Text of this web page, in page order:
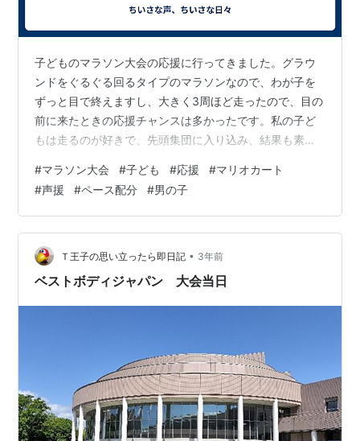
子どものマラソン大会の応援に行ってきました。グラウ
ンドをぐるぐる回るタイプのマラソンなので、わが子を
ずっと目で終えますし、大きく3周ほど走ったので、目の
前に来たときの応援チャンスは多かったです。私の子ど
もは走るのが好きで、先頭集団に入り込み、結果も素晴
ので、顔を知っている子や子どもの友だちなど、たくさ
ん目の前を走っていきます。知らない子が9割ですが、
「がんばれー！」と言いながら手を叩いて応援しまし
た。900mの距離を一生懸命走っており、みんな尊いで
す。 わが子が目の前を走る一周目、全力応援で「がんば
れー！！○○ー！！！早い早い！！」と声援を送…
#マラソン大会 #子ども #応援 #マリオカート
#声援 #ペース配分 #男の子
Ｔ王子の思い立ったら即日記 • 3年前
ベストボディジャパン 大会当日